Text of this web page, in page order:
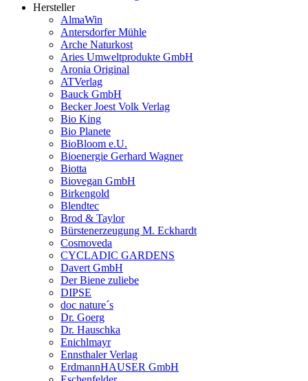
Hersteller
AlmaWin
Antersdorfer Mühle
Arche Naturkost
Aries Umweltprodukte GmbH
Aronia Original
ATVerlag
Bauck GmbH
Becker Joest Volk Verlag
Bio King
Bio Planete
BioBloom e.U.
Bioenergie Gerhard Wagner
Biotta
Biovegan GmbH
Birkengold
Blendtec
Brod & Taylor
Bürstenerzeugung M. Eckhardt
Cosmoveda
CYCLADIC GARDENS
Davert GmbH
Der Biene zuliebe
DIPSE
doc nature´s
Dr. Goerg
Dr. Hauschka
Enichlmayr
Ennsthaler Verlag
ErdmannHAUSER GmbH